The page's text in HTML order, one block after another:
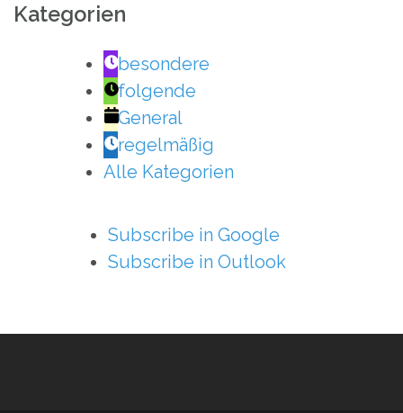
Kategorien
besondere
folgende
General
regelmäßig
Alle Kategorien
Subscribe in Google
Subscribe in Outlook